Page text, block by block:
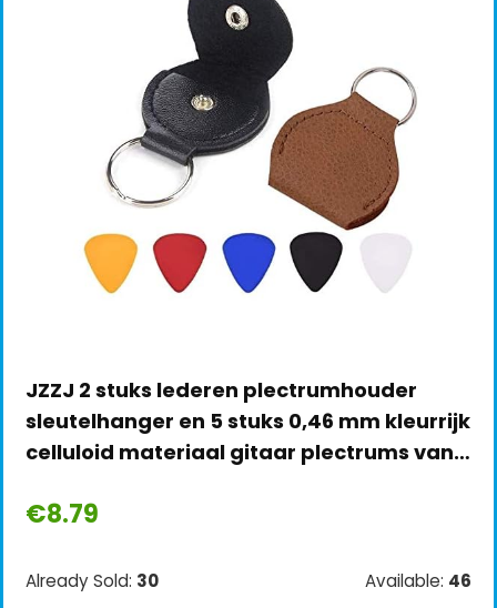
JZZJ 2 stuks lederen plectrumhouder
sleutelhanger en 5 stuks 0,46 mm kleurrijk
celluloid materiaal gitaar plectrums van…
€8.79
Already Sold: 30 Available: 46